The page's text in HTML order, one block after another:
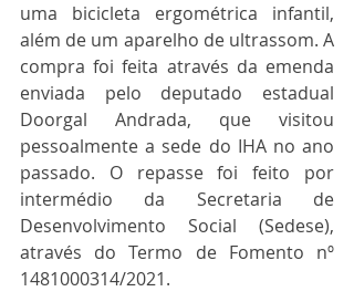
uma bicicleta ergométrica infantil,
além de um aparelho de ultrassom. A
compra foi feita através da emenda
enviada pelo deputado estadual
Doorgal Andrada, que visitou
pessoalmente a sede do IHA no ano
passado. O repasse foi feito por
intermédio da Secretaria de
Desenvolvimento Social (Sedese),
através do Termo de Fomento nº
1481000314/2021.